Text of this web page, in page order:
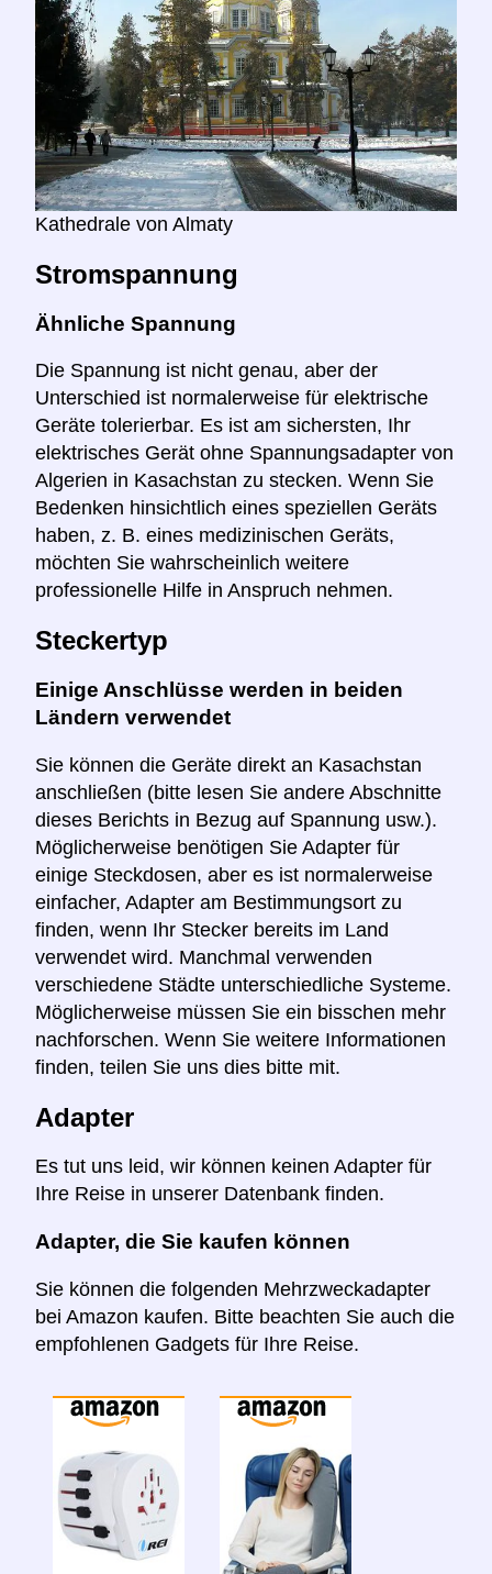
Kathedrale von Almaty
Stromspannung
Ähnliche Spannung
Die Spannung ist nicht genau, aber der
Unterschied ist normalerweise für elektrische
Geräte tolerierbar. Es ist am sichersten, Ihr
elektrisches Gerät ohne Spannungsadapter von
Algerien in Kasachstan zu stecken. Wenn Sie
Bedenken hinsichtlich eines speziellen Geräts
haben, z. B. eines medizinischen Geräts,
möchten Sie wahrscheinlich weitere
professionelle Hilfe in Anspruch nehmen.
Steckertyp
Einige Anschlüsse werden in beiden
Ländern verwendet
Sie können die Geräte direkt an Kasachstan
anschließen (bitte lesen Sie andere Abschnitte
dieses Berichts in Bezug auf Spannung usw.).
Möglicherweise benötigen Sie Adapter für
einige Steckdosen, aber es ist normalerweise
einfacher, Adapter am Bestimmungsort zu
finden, wenn Ihr Stecker bereits im Land
verwendet wird. Manchmal verwenden
verschiedene Städte unterschiedliche Systeme.
Möglicherweise müssen Sie ein bisschen mehr
nachforschen. Wenn Sie weitere Informationen
finden, teilen Sie uns dies bitte mit.
Adapter
Es tut uns leid, wir können keinen Adapter für
Ihre Reise in unserer Datenbank finden.
Adapter, die Sie kaufen können
Sie können die folgenden Mehrzweckadapter
bei Amazon kaufen. Bitte beachten Sie auch die
empfohlenen Gadgets für Ihre Reise.